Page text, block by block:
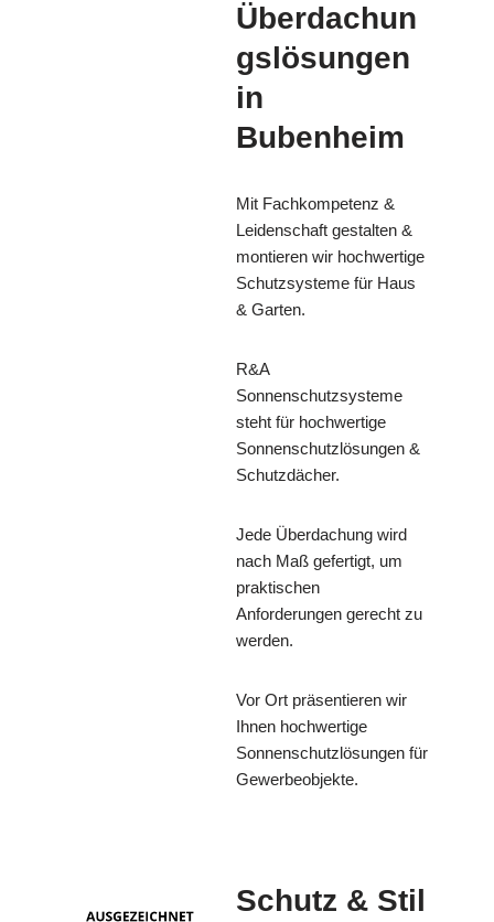
Überdachun
gslösungen
in
Bubenheim
Mit Fachkompetenz &
Leidenschaft gestalten &
montieren wir hochwertige
Schutzsysteme für Haus
& Garten.
R&A
Sonnenschutzsysteme
steht für hochwertige
Sonnenschutzlösungen &
Schutzdächer.
Jede Überdachung wird
nach Maß gefertigt, um
praktischen
Anforderungen gerecht zu
werden.
Vor Ort präsentieren wir
Ihnen hochwertige
Sonnenschutzlösungen für
Gewerbeobjekte.
Schutz & Stil